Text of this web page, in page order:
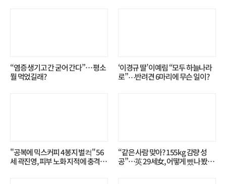
“염증 생기고 간 굳어 간다”… 평소
뭘 먹었길래?
‘이경규 딸’ 이예림 “모두 하늘나라
로”⋯반려견 6마리에 무슨 일이?
"공복에 믹스커피 4봉지 벌컥" 56
세 곽진영, 피부 노화 지적에 충격…
“같은 사람 맞아? 155kg 감량 성
공”…英 29세女, 어떻게 뺐나 봤더